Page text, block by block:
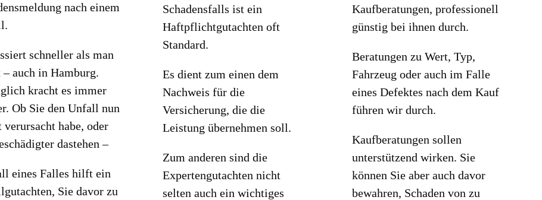
nach einem
schneller als man
– auch in Hamburg.
kracht es immer
Ob Sie den Unfall nun
verursacht habe, oder
dastehen –
eines Falles hilft ein
Sie davor zu
Schadensfalls ist ein
Haftpflichtgutachten oft
Standard.
Es dient zum einen dem
Nachweis für die
Versicherung, die die
Leistung übernehmen soll.
Zum anderen sind die
Expertengutachten nicht
selten auch ein wichtiges
Kaufberatungen, professionell
günstig bei ihnen durch.
Beratungen zu Wert, Typ,
Fahrzeug oder auch im Falle
eines Defektes nach dem Kauf
führen wir durch.
Kaufberatungen sollen
unterstützend wirken. Sie
können Sie aber auch davor
bewahren, Schaden von zu